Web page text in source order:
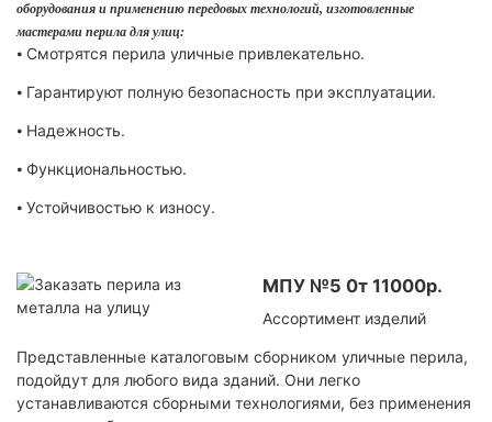
оборудования и применению передовых технологий, изготовленные
мастерами перила для улиц:
⦁ Смотрятся перила уличные привлекательно.
⦁ Гарантируют полную безопасность при эксплуатации.
⦁ Надежность.
⦁ Функциональностью.
⦁ Устойчивостью к износу.
МПУ №5 0т 11000р.
Ассортимент изделий
Представленные каталоговым сборником уличные перила,
подойдут для любого вида зданий. Они легко
устанавливаются сборными технологиями, без применения